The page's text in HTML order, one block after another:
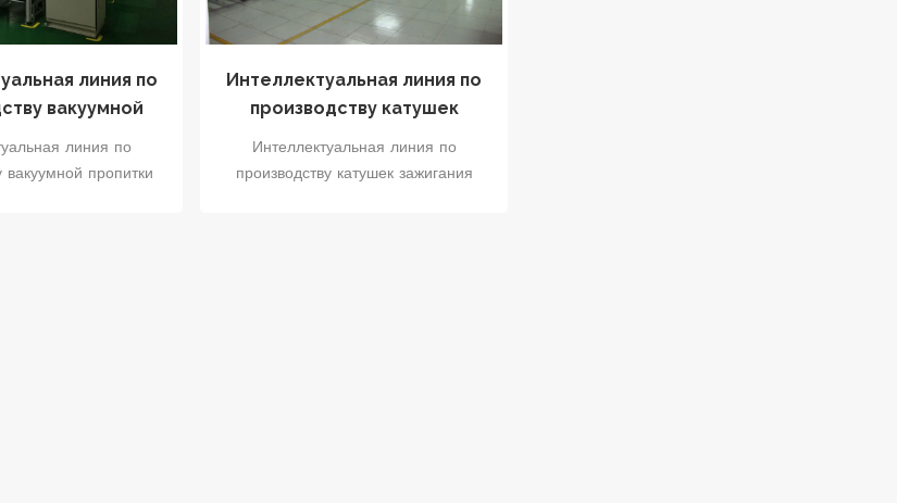
линия по
вакуумной
автомобильных
линия по
вакуумной пропитки
Интеллектуальная линия по
производству катушек
Интеллектуальная линия по
производству катушек зажигания